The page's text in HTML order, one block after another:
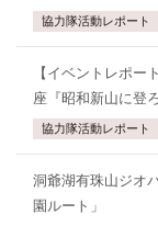
協力隊活動レポート
【イベントレポー
座『昭和新山に登ろ
協力隊活動レポート
洞爺湖有珠山ジオ
園ルート」